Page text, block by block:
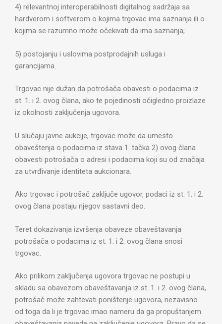
4) relevantnoj interoperabilnosti digitalnog sadržaja sa
hardverom i softverom o kojima trgovac ima saznanja ili o
kojima se razumno može očekivati da ima saznanja;
5) postojanju i uslovima postprodajnih usluga i
garancijama.
Trgovac nije dužan da potrošača obavesti o podacima iz
st. 1. i 2. ovog člana, ako te pojedinosti očigledno proizlaze
iz okolnosti zaključenja ugovora.
U slučaju javne aukcije, trgovac može da umesto
obaveštenja o podacima iz stava 1. tačka 2) ovog člana
obavesti potrošača o adresi i podacima koji su od značaja
za utvrđivanje identiteta aukcionara.
Ako trgovac i potrošač zaključe ugovor, podaci iz st. 1. i 2.
ovog člana postaju njegov sastavni deo.
Teret dokazivanja izvršenja obaveze obaveštavanja
potrošača o podacima iz st. 1. i 2. ovog člana snosi
trgovac.
Ako prilikom zaključenja ugovora trgovac ne postupi u
skladu sa obavezom obaveštavanja iz st. 1. i 2. ovog člana,
potrošač može zahtevati poništenje ugovora, nezavisno
od toga da li je trgovac imao nameru da ga propuštanjem